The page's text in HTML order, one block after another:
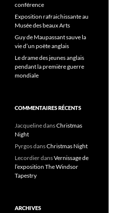
conférence
Exposition rafraichissante au
Musée des beaux Arts
Guy de Maupassant sauve la
vie d’un poète anglais
Le drame des jeunes anglais
pendant la première guerre
mondiale
COMMENTAIRES RÉCENTS
JacquelinedansChristmas
Night
PyrgosdansChristmas Night
LecordierdansVernissage de
l’exposition The Windsor
Tapestry
ARCHIVES